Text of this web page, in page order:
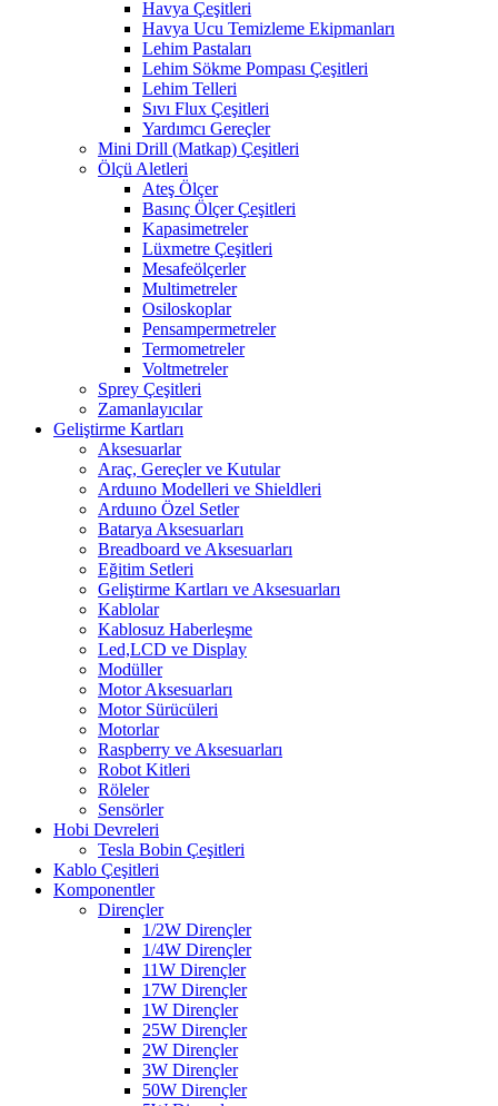
Havya Çeşitleri
Havya Ucu Temizleme Ekipmanları
Lehim Pastaları
Lehim Sökme Pompası Çeşitleri
Lehim Telleri
Sıvı Flux Çeşitleri
Yardımcı Gereçler
Mini Drill (Matkap) Çeşitleri
Ölçü Aletleri
Ateş Ölçer
Basınç Ölçer Çeşitleri
Kapasimetreler
Lüxmetre Çeşitleri
Mesafeölçerler
Multimetreler
Osiloskoplar
Pensampermetreler
Termometreler
Voltmetreler
Sprey Çeşitleri
Zamanlayıcılar
Geliştirme Kartları
Aksesuarlar
Araç, Gereçler ve Kutular
Arduıno Modelleri ve Shieldleri
Arduıno Özel Setler
Batarya Aksesuarları
Breadboard ve Aksesuarları
Eğitim Setleri
Geliştirme Kartları ve Aksesuarları
Kablolar
Kablosuz Haberleşme
Led,LCD ve Display
Modüller
Motor Aksesuarları
Motor Sürücüleri
Motorlar
Raspberry ve Aksesuarları
Robot Kitleri
Röleler
Sensörler
Hobi Devreleri
Tesla Bobin Çeşitleri
Kablo Çeşitleri
Komponentler
Dirençler
1/2W Dirençler
1/4W Dirençler
11W Dirençler
17W Dirençler
1W Dirençler
25W Dirençler
2W Dirençler
3W Dirençler
50W Dirençler